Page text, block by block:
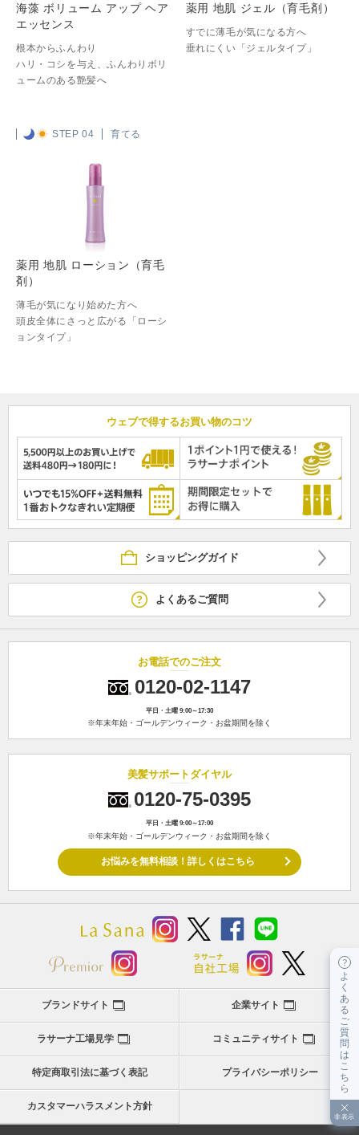
海藻 ボリューム アップ ヘア
エッセンス
根本からふんわり
ハリ・コシを与え、ふんわりボリ
ュームのある艶髪へ
薬用 地肌 ジェル（育毛剤）
すでに薄毛が気になる方へ
垂れにくい「ジェルタイプ」
STEP 04 育てる
薬用 地肌 ローション（育毛
剤）
薄毛が気になり始めた方へ
頭⽪全体にさっと広がる「ローシ
ョンタイプ」
ウェブで得するお買い物のコツ
ショッピングガイド
よくあるご質問
お電話でのご注文
0120-02-1147
平日・土曜 9:00～17:30
※年末年始・ゴールデンウィーク・お盆期間を除く
美髪サポートダイヤル
0120-75-0395
平日・土曜 9:00～17:00
※年末年始・ゴールデンウィーク・お盆期間を除く
お悩みを無料相談！詳しくはこちら
ブランドサイト 企業サイト
ラサーナ工場見学 コミュニティサイト
特定商取引法に基づく表記 プライバシーポリシー
カスタマーハラスメント方針
よ
く
あ
る
ご
質
問
は
こ
ち
ら
非表示